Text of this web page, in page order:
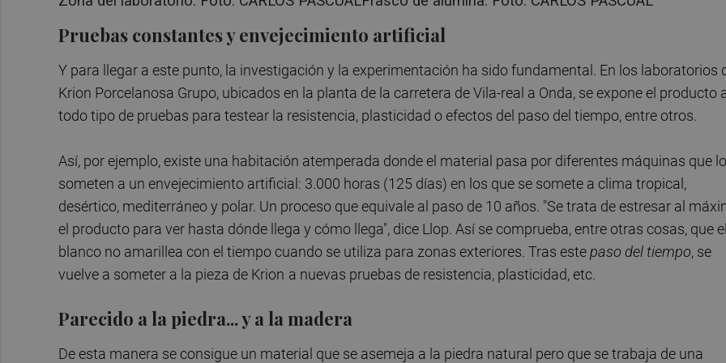
Pruebas constantes y envejecimiento artificial
Y para llegar a este punto, la investigación y la experimentación ha sido fundamental. En los laboratorios
Krion Porcelanosa Grupo, ubicados en la planta de la carretera de Vila-real a Onda, se expone el producto
todo tipo de pruebas para testear la resistencia, plasticidad o efectos del paso del tiempo, entre otros.
Así, por ejemplo, existe una habitación atemperada donde el material pasa por diferentes máquinas que lo
someten a un envejecimiento artificial: 3.000 horas (125 días) en los que se somete a clima tropical,
desértico, mediterráneo y polar. Un proceso que equivale al paso de 10 años. "Se trata de estresar al
el producto para ver hasta dónde llega y cómo llega", dice Llop. Así se comprueba, entre otras cosas, que el
blanco no amarillea con el tiempo cuando se utiliza para zonas exteriores. Tras estepaso del tiempo, se
vuelve a someter a la pieza de Krion a nuevas pruebas de resistencia, plasticidad, etc.
Parecido a la piedra... y a la madera
De esta manera se consigue un material que se asemeja a la piedra natural pero que se trabaja de una